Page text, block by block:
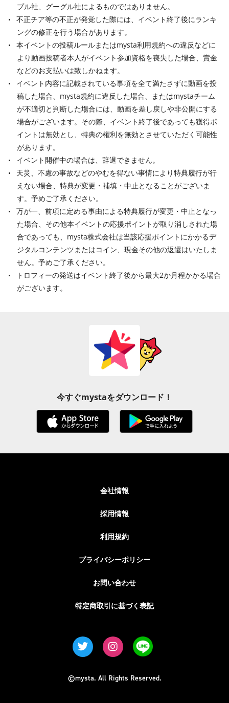
プル社、グーグル社によるものではありません。
不正チア等の不正が発覚した際には、イベント終了後にランキ
ングの修正を行う場合があります。
本イベントの投稿ルールまたはmysta利用規約への違反などに
より動画投稿者本人がイベント参加資格を喪失した場合、賞金
などのお支払いは致しかねます。
イベント内容に記載されている事項を全て満たさずに動画を投
稿した場合、mysta規約に違反した場合、またはmystaチーム
が不適切と判断した場合には、動画を差し戻しや非公開にする
場合がございます。その際、イベント終了後であっても獲得ポ
イントは無効とし、特典の権利を無効とさせていただく可能性
があります。
イベント開催中の場合は、辞退できません。
天災、不慮の事故などのやむを得ない事情により特典履行が行
えない場合、特典が変更・補填・中止となることがございま
す。予めご了承ください。
万が一、前項に定める事由による特典履行が変更・中止となっ
た場合、その他本イベントの応援ポイントが取り消しされた場
合であっても、mysta株式会社は当該応援ポイントにかかるデ
ジタルコンテンツまたはコイン、現金その他の返還はいたしま
せん。予めご了承ください。
トロフィーの発送はイベント終了後から最大2か月程かかる場合
がございます。
今すぐmystaをダウンロード！
会社情報
採用情報
利用規約
プライバシーポリシー
お問い合わせ
特定商取引に基づく表記
©mysta. All Rights Reserved.